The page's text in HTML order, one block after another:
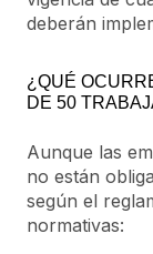
deberán
¿QUÉ
DE 50
Aunque las
no están
según el
normativas: